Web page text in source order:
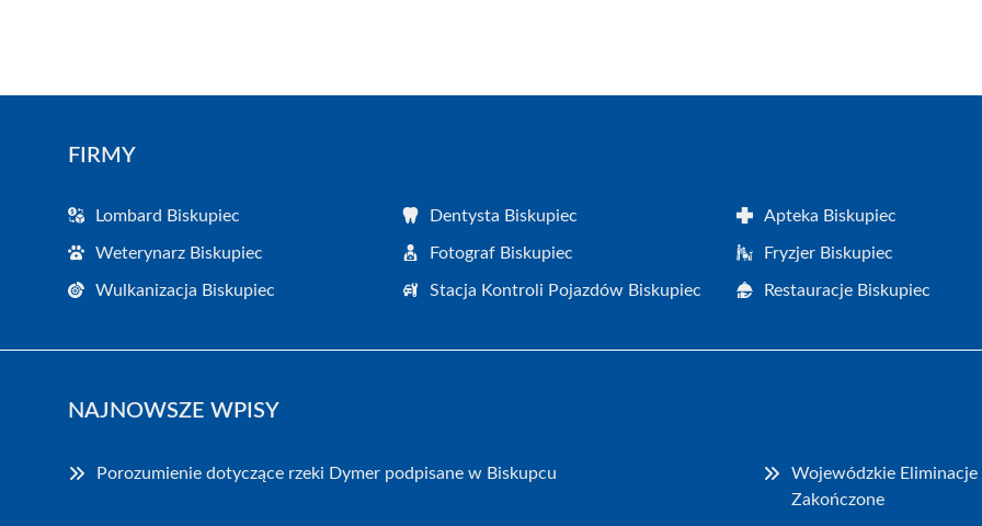
FIRMY
Lombard Biskupiec Dentysta Biskupiec Apteka Biskupiec
Weterynarz Biskupiec Fotograf Biskupiec Fryzjer Biskupiec
Wulkanizacja Biskupiec Stacja Kontroli Pojazdów Biskupiec Restauracje Biskupiec
NAJNOWSZE WPISY
Porozumienie dotyczące rzeki Dymer podpisane w Biskupcu
Wojewódzkie
Zakończone